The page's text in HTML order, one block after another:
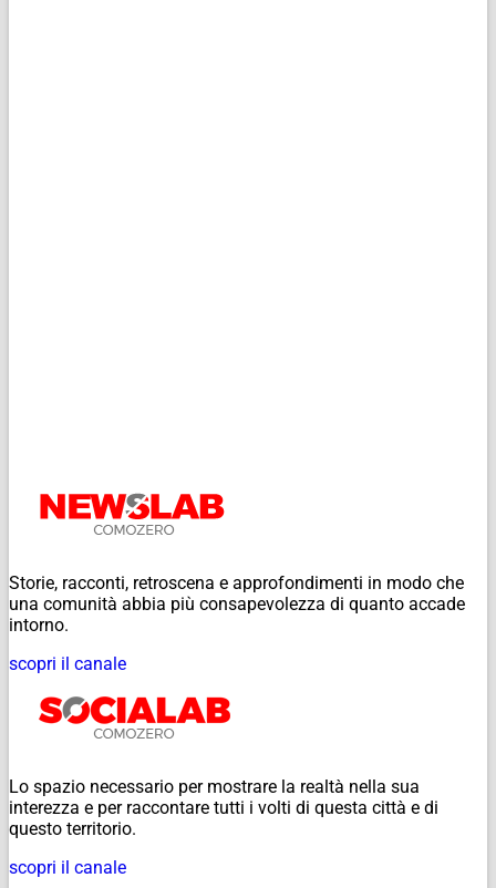
Storie, racconti, retroscena e approfondimenti in modo che
una comunità abbia più consapevolezza di quanto accade
intorno.
scopri il canale
Lo spazio necessario per mostrare la realtà nella sua
interezza e per raccontare tutti i volti di questa città e di
questo territorio.
scopri il canale